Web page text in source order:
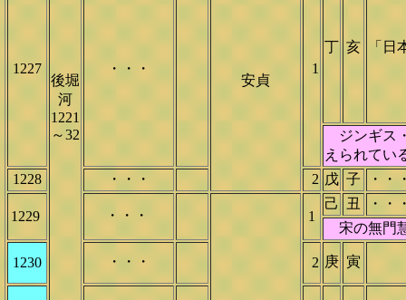
後堀
河
1221
～32
1227 ・・・
安貞
1
丁 亥 「
ジンギス
えられてい
1228
・・・ 2 戊 子 ・・
1229 ・・・ 1
己 丑
・・
宋の無門
1230 ・・・ 2 庚 寅